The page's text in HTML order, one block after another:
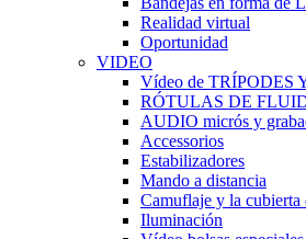
Realidad virtual
Oportunidad
VIDEO
Vídeo de TRÍPODES
RÓTULAS DE
AUDIO micrós y
Accessorios
Estabilizadores
Mando a distancia
Camuflaje y la cubierta
Iluminación